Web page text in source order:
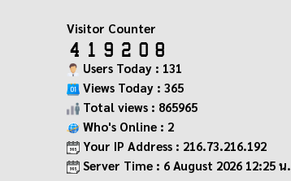
Visitor Counter
Users Today : 131
Views Today : 365
Total views : 865965
Who's Online : 2
Your IP Address : 216.73.216.192
Server Time : 6 August 2026 12:25 น.